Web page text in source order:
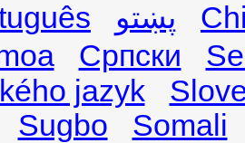
پښتو
Српски
jazyk
Sugbo
Somali